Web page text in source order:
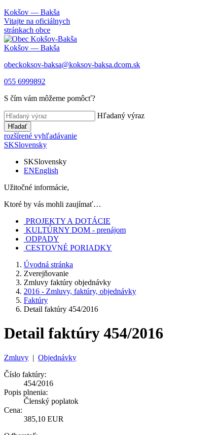
Kokšov — Bakša
Vitajte na oficiálnych
stránkach obce
Kokšov — Bakša
obeckoksov-baksa@koksov-baksa.dcom.sk
055 6999892
S čím vám môžeme pomôcť?
Hľadaný výraz
Hľadať
rozšírené vyhľadávanie
SKSlovensky
SKSlovensky
ENEnglish
Užitočné informácie,
Ktoré by vás mohli zaujímať…
PROJEKTY A DOTÁCIE
KULTÚRNY DOM - prenájom
ODPADY
CESTOVNÉ PORIADKY
Úvodná stránka
Zverejňovanie
Zmluvy faktúry objednávky
2016 - Zmluvy, faktúry, objednávky
Faktúry
Detail faktúry 454/2016
Detail faktúry 454/2016
Zmluvy | Objednávky
Číslo faktúry:
454/2016
Popis plnenia:
Členský poplatok
Cena:
385,10 EUR